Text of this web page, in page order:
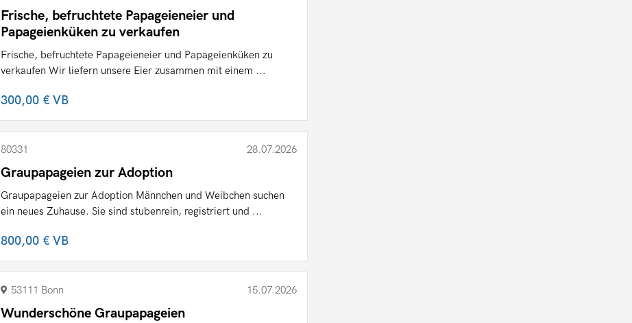
Frische, befruchtete Papageieneier und
Papageienküken zu verkaufen
Frische, befruchtete Papageieneier und Papageienküken zu
verkaufen Wir liefern unsere Eier zusammen mit einem ...
300,00 €VB
80331 28.07.2026
Graupapageien zur Adoption
Graupapageien zur Adoption Männchen und Weibchen suchen
ein neues Zuhause. Sie sind stubenrein, registriert und ...
800,00 €VB
53111 Bonn 15.07.2026
Wunderschöne Graupapageien